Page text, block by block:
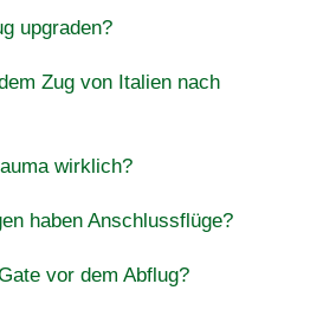
upgraden?
Zug von Italien nach
wirklich?
haben Anschlussflüge?
vor dem Abflug?